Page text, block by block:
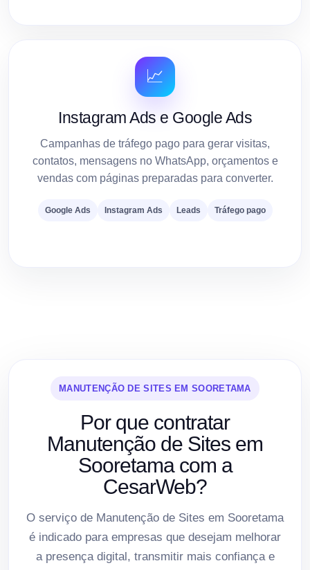
📈
Instagram Ads e Google Ads
Campanhas de tráfego pago para gerar visitas,
contatos, mensagens no WhatsApp, orçamentos e
vendas com páginas preparadas para converter.
Google Ads Instagram Ads Leads Tráfego pago
MANUTENÇÃO DE SITES EM SOORETAMA
Por que contratar
Manutenção de Sites em
Sooretama com a
CesarWeb?
O serviço de Manutenção de Sites em Sooretama
é indicado para empresas que desejam melhorar
a presença digital, transmitir mais confiança e